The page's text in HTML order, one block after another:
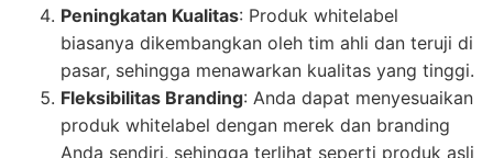
Peningkatan Kualitas: Produk whitelabel
biasanya dikembangkan oleh tim ahli dan teruji di
pasar, sehingga menawarkan kualitas yang tinggi.
Fleksibilitas Branding: Anda dapat menyesuaikan
produk whitelabel dengan merek dan branding
Anda sendiri, sehingga terlihat seperti produk asli